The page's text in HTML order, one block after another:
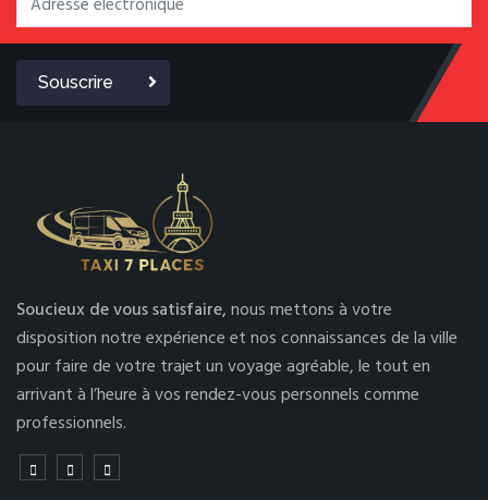
Souscrire
Soucieux de vous satisfaire,nous mettons à votre
disposition notre expérience et nos connaissances de la ville
pour faire de votre trajet un voyage agréable, le tout en
arrivant à l’heure à vos rendez-vous personnels comme
professionnels.